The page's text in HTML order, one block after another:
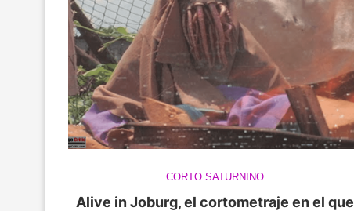
CORTO SATURNINO
Alive in Joburg, el cortometraje en el que